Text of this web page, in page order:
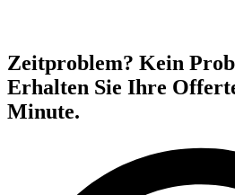
Zeitproblem? Kein
Erhalten Sie Ihre
Minute.